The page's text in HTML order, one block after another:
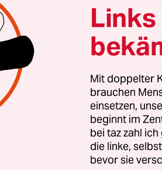
und CDU haben grünes
Landesregierung in
beider Parteien stimmten
in Stuttgart und Korntal-
Verhandlungsführer
warben für den Vertrag –
bei der CDU eine
die Grüne Jugend
Mit doppelter
brauchen
einsetzen,
beginnt im
bei taz zahl
die linke,
bevor sie